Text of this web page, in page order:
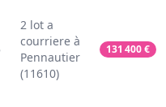
2 lot a
courriere à
Pennautier
(11610)
131 400€